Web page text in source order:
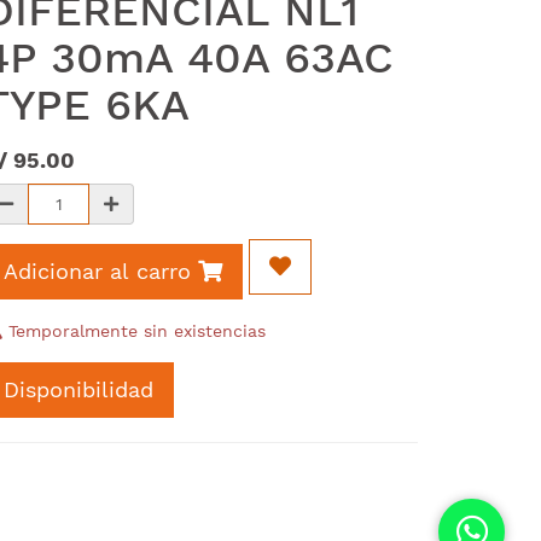
NL1
30mA 40A 63AC
6KA
95.00
Adicionar al carro
Temporalmente sin existencias
Disponibilidad